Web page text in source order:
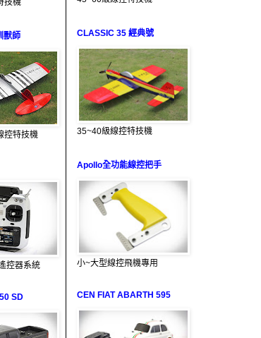
技機
獸師
控特技機
控器系統
SD
CLASSIC 35 經典號
35~40級線控特技機
Apollo全功能線控把手
小~大型線控飛機專用
CEN FIAT ABARTH 595